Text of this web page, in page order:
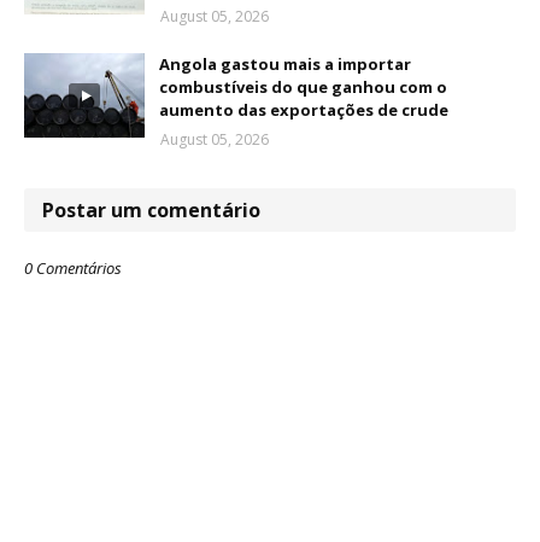
August 05, 2026
Angola gastou mais a importar
combustíveis do que ganhou com o
aumento das exportações de crude
August 05, 2026
Postar um comentário
0 Comentários